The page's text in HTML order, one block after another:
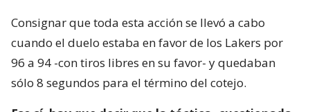
Consignar que toda esta acción se llevó a cabo
cuando el duelo estaba en favor de los Lakers por
96 a 94 -con tiros libres en su favor- y quedaban
sólo 8 segundos para el término del cotejo.